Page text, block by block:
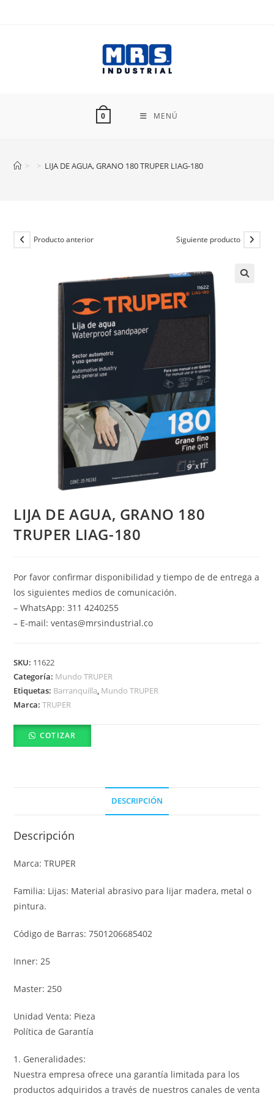
0 MENÚ
> > LIJA DE AGUA, GRANO 180 TRUPER LIAG-180
Producto anterior Siguiente producto
LIJA DE AGUA, GRANO 180
TRUPER LIAG-180
Por favor confirmar disponibilidad y tiempo de de entrega a
los siguientes medios de comunicación.
– WhatsApp: 311 4240255
– E-mail: ventas@mrsindustrial.co
SKU: 11622
Categoría: Mundo TRUPER
Etiquetas: Barranquilla, Mundo TRUPER
Marca:TRUPER
COTIZAR
DESCRIPCIÓN
Descripción
Marca: TRUPER
Familia: Lijas: Material abrasivo para lijar madera, metal o
pintura.
Código de Barras: 7501206685402
Inner: 25
Master: 250
Unidad Venta: Pieza
Política de Garantía
1. Generalidades:
Nuestra empresa ofrece una garantía limitada para los
productos adquiridos a través de nuestros canales de venta